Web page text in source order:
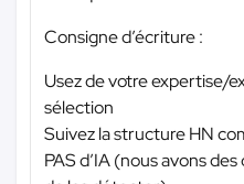
Consigne d’écriture :
Usez de votre expertise/
sélection
Suivez la structure HN
PAS d’IA (nous avons